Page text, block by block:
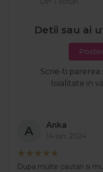
Detii sau ai
Scrie-ti parerea
loialitate in
A Anka
14 iun. 2024
Dupa multe cautari si